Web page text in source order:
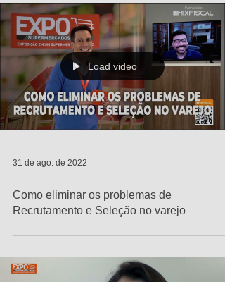
Load video
31 de ago. de 2022
Como eliminar os problemas de
Recrutamento e Seleção no varejo